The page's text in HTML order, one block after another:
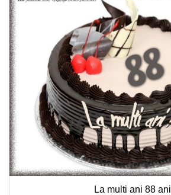
La multi ani 88 ani